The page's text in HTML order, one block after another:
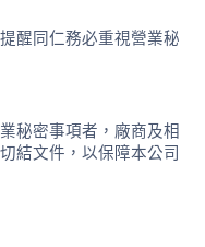
醒同仁務必重視營業秘
秘密事項者，廠商及相
結文件，以保障本公司